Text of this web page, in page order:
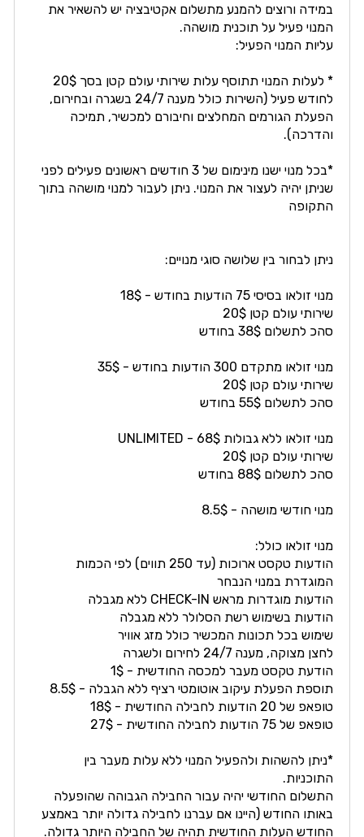
במידה ורוצים להמנע מתשלום אקטיבציה יש להשאיר את
המנוי פעיל על תוכנית מושהה.
עליות המנוי הפעיל:
* לעלות המנוי תתוסף עלות שירותי עולם קטן בסך 20$
לחודש פעיל (השירות כולל מענה 24/7 בשגרה ובחירום,
הפעלת הגורמים המחלצים וחיבורם למכשיר, תמיכה
והדרכה).
*בכל מנוי ישנו מינימום של 3 חודשים ראשונים פעילים לפני
שניתן יהיה לעצור את המנוי. ניתן לעבור למנוי מושהה בתוך
התקופה
ניתן לבחור בין שלושה סוגי מנויים:
מנוי זולאו בסיסי 75 הודעות בחודש - 18$
שירותי עולם קטן 20$
סהכ לתשלום 38$ בחודש
מנוי זולאו מתקדם 300 הודעות בחודש - 35$
שירותי עולם קטן 20$
סהכ לתשלום 55$ בחודש
מנוי זולאו ללא גבולות UNLIMITED - 68$
שירותי עולם קטן 20$
סהכ לתשלום 88$ בחודש
מנוי חודשי מושהה - 8.5$
מנוי זולאו כולל:
הודעות טקסט ארוכות (עד 250 תווים) לפי הכמות
המוגדרת במנוי הנבחר
הודעות מוגדרות מראש CHECK-IN ללא מגבלה
הודעות בשימוש רשת הסלולר ללא מגבלה
שימוש בכל תכונות המכשיר כולל מזג אוויר
לחצן מצוקה, מענה 24/7 לחירום ולשגרה
הודעת טקסט מעבר למכסה החודשית - 1$
תוספת הפעלת עיקוב אוטומטי רציף ללא הגבלה - 8.5$
טופאפ של 20 הודעות לחבילה החודשית - 18$
טופאפ של 75 הודעות לחבילה החודשית - 27$
*ניתן להשהות ולהפעיל המנוי ללא עלות מעבר בין
התוכניות.
התשלום החודשי יהיה עבור החבילה הגבוהה שהופעלה
באותו החודש (היינו אם עברנו לחבילה גדולה יותר באמצע
החודש העלות החודשית תהיה של החבילה היותר גדולה.